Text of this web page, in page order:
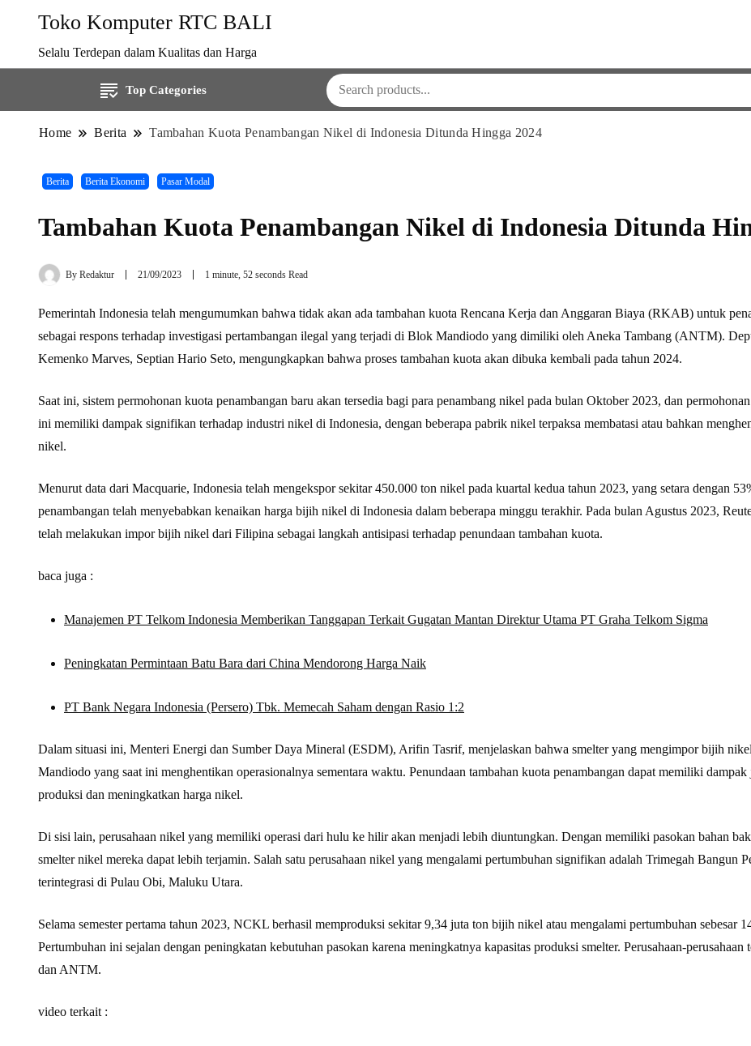
Toko Komputer RTC BALI
Selalu Terdepan dalam Kualitas dan Harga
Top Categories
Home Berita Tambahan Kuota Penambangan Nikel di Indonesia Ditunda Hingga 2024
Berita Berita Ekonomi Pasar Modal
Tambahan Kuota Penambangan Nikel di Indonesia Ditunda
By Redaktur 21/09/2023 1 minute, 52 seconds Read
Pemerintah Indonesia telah mengumumkan bahwa tidak akan ada tambahan kuota Rencana Kerja dan Anggaran Biaya (RKAB) untuk
sebagai respons terhadap investigasi pertambangan ilegal yang terjadi di Blok Mandiodo yang dimiliki oleh Aneka Tambang (ANTM).
Kemenko Marves, Septian Hario Seto, mengungkapkan bahwa proses tambahan kuota akan dibuka kembali pada tahun 2024.
Saat ini, sistem permohonan kuota penambangan baru akan tersedia bagi para penambang nikel pada bulan Oktober 2023, dan
ini memiliki dampak signifikan terhadap industri nikel di Indonesia, dengan beberapa pabrik nikel terpaksa membatasi atau bahkan
nikel.
Menurut data dari Macquarie, Indonesia telah mengekspor sekitar 450.000 ton nikel pada kuartal kedua tahun 2023, yang setara dengan
penambangan telah menyebabkan kenaikan harga bijih nikel di Indonesia dalam beberapa minggu terakhir. Pada bulan Agustus 2023,
telah melakukan impor bijih nikel dari Filipina sebagai langkah antisipasi terhadap penundaan tambahan kuota.
baca juga :
Manajemen PT Telkom Indonesia Memberikan Tanggapan Terkait Gugatan Mantan Direktur Utama PT Graha Telkom Sigma
Peningkatan Permintaan Batu Bara dari China Mendorong Harga Naik
PT Bank Negara Indonesia (Persero) Tbk. Memecah Saham dengan Rasio 1:2
Dalam situasi ini, Menteri Energi dan Sumber Daya Mineral (ESDM), Arifin Tasrif, menjelaskan bahwa smelter yang mengimpor bijih
Mandiodo yang saat ini menghentikan operasionalnya sementara waktu. Penundaan tambahan kuota penambangan dapat memiliki
produksi dan meningkatkan harga nikel.
Di sisi lain, perusahaan nikel yang memiliki operasi dari hulu ke hilir akan menjadi lebih diuntungkan. Dengan memiliki pasokan bahan
smelter nikel mereka dapat lebih terjamin. Salah satu perusahaan nikel yang mengalami pertumbuhan signifikan adalah Trimegah Bangun
terintegrasi di Pulau Obi, Maluku Utara.
Selama semester pertama tahun 2023, NCKL berhasil memproduksi sekitar 9,34 juta ton bijih nikel atau mengalami pertumbuhan sebesar
Pertumbuhan ini sejalan dengan peningkatan kebutuhan pasokan karena meningkatnya kapasitas produksi smelter. Perusahaan-
dan ANTM.
video terkait :